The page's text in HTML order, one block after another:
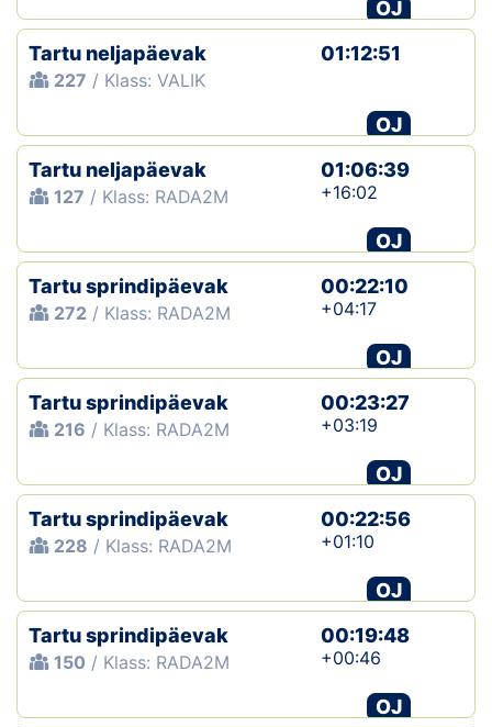
OJ
Tartu neljapäevak
227 / Klass: VALIK
01:12:51
OJ
Tartu neljapäevak
127 / Klass: RADA2M
01:06:39
+16:02
OJ
Tartu sprindipäevak
272 / Klass: RADA2M
00:22:10
+04:17
OJ
Tartu sprindipäevak
216 / Klass: RADA2M
00:23:27
+03:19
OJ
Tartu sprindipäevak
228 / Klass: RADA2M
00:22:56
+01:10
OJ
Tartu sprindipäevak
150 / Klass: RADA2M
00:19:48
+00:46
OJ